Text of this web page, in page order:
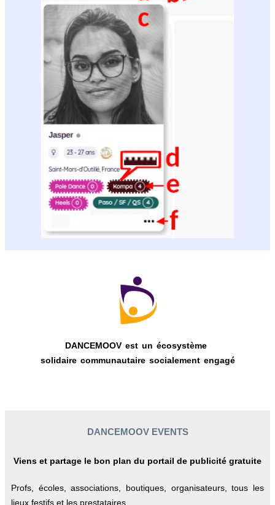
DANCEMOOV est un écosystème
solidaire communautaire socialement engagé
DANCEMOOV EVENTS
Viens et partage le bon plan du portail de publicité gratuite
Profs, écoles, associations, boutiques, organisateurs, tous les
lieux festifs et les prestataires.